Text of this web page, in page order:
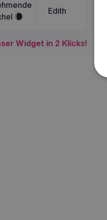
X
Edith
Widget in 2 Klicks!